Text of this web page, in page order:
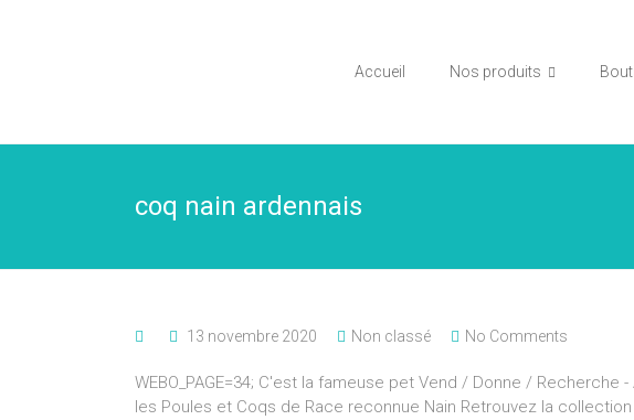
Accueil Nos produits
coq nain ardennais
13 novembre 2020 Non classé No Comments
WEBO_PAGE=34; C'est la fameuse pet Vend / Donne /
les Poules et Coqs de Race reconnue Nain Retrouvez la